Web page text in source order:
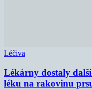
Léčiva
Lékárny dostaly
léku na rakovinu